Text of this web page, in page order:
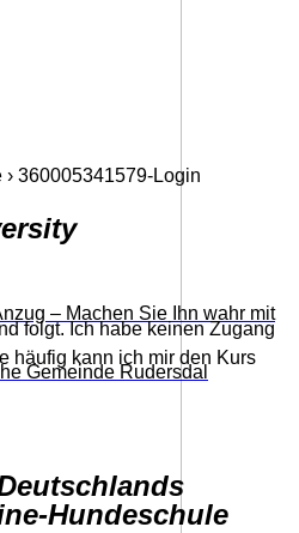
– Machen Sie Ihn wahr mit
Gemeinde Rudersdal
› 360005341579-Login
folgt. Ich habe keinen Zugang
häufig kann ich mir den Kurs
Hundeschule